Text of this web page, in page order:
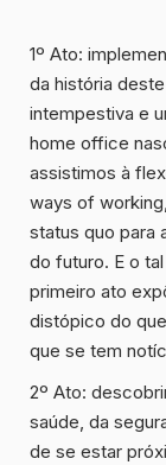
1º Ato:
da história
intempestiva e
home office
assistimos à
ways of
status quo para
do futuro. E o
primeiro ato
distópico do
que se tem
2º Ato:
saúde, da
de se estar